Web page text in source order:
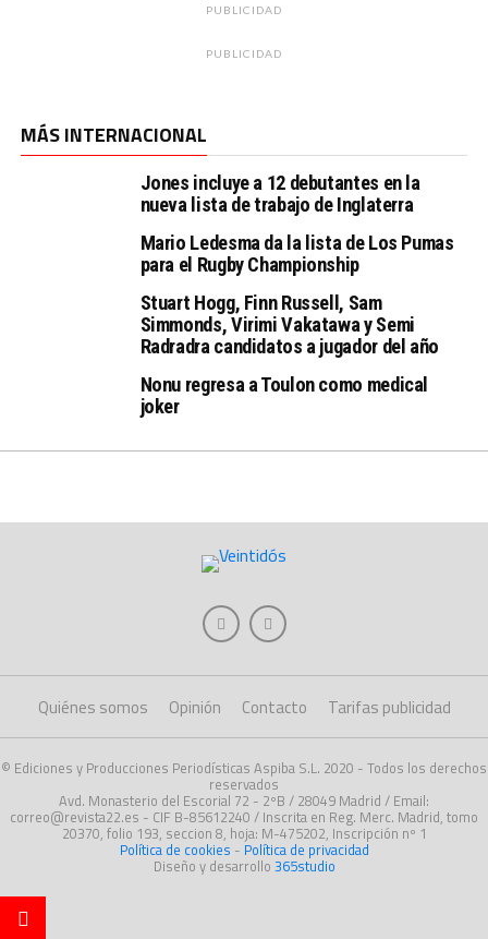
PUBLICIDAD
PUBLICIDAD
MÁS INTERNACIONAL
Jones incluye a 12 debutantes en la
nueva lista de trabajo de Inglaterra
Mario Ledesma da la lista de Los Pumas
para el Rugby Championship
Stuart Hogg, Finn Russell, Sam
Simmonds, Virimi Vakatawa y Semi
Radradra candidatos a jugador del año
Nonu regresa a Toulon como medical
joker
Quiénes somos Opinión Contacto Tarifas publicidad
© Ediciones y Producciones Periodísticas Aspiba S.L. 2020 - Todos los derechos
reservados
Avd. Monasterio del Escorial 72 - 2ºB / 28049 Madrid / Email:
correo@revista22.es - CIF B-85612240 / Inscrita en Reg. Merc. Madrid, tomo
20370, folio 193, seccion 8, hoja: M-475202, Inscripción nº 1
Política de cookies - Política de privacidad
Diseño y desarrollo 365studio